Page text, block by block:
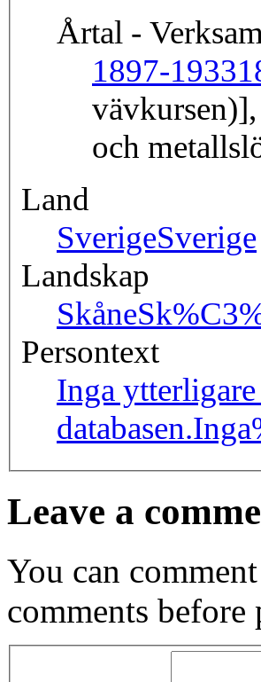
Årtal -
1897-1933
vävkursen)],
och
Land
SverigeSverige
Landskap
Skåne
Persontext
Inga
databasen.
Leave a
You can
comments